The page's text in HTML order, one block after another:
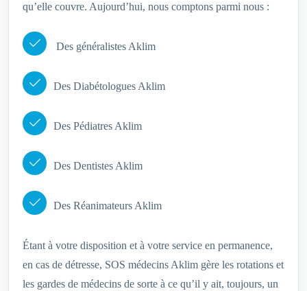
qu’elle couvre. Aujourd’hui, nous comptons parmi nous :
Des généralistes Aklim
Des Diabétologues Aklim
Des Pédiatres Aklim
Des Dentistes Aklim
Des Réanimateurs Aklim
Étant à votre disposition et à votre service en permanence,
en cas de détresse, SOS médecins Aklim gère les rotations et
les gardes de médecins de sorte à ce qu’il y ait, toujours, un